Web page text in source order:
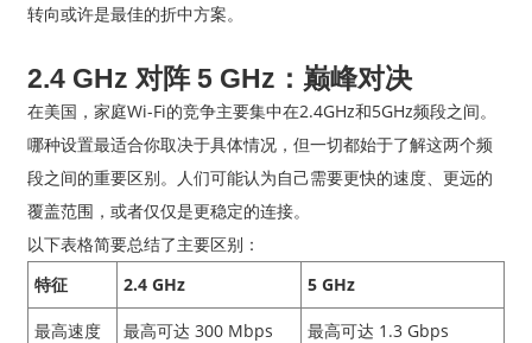
转向或许是最佳的折中方案。
2.4 GHz 对阵 5 GHz：巅峰对决
在美国，家庭Wi-Fi的竞争主要集中在2.4GHz和5GHz频段之间。
哪种设置最适合你取决于具体情况，但一切都始于了解这两个频
段之间的重要区别。人们可能认为自己需要更快的速度、更远的
覆盖范围，或者仅仅是更稳定的连接。
以下表格简要总结了主要区别：
特征
2.4 GHz 5 GHz
最高速度 最高可达 300 Mbps 最高可达 1.3 Gbps